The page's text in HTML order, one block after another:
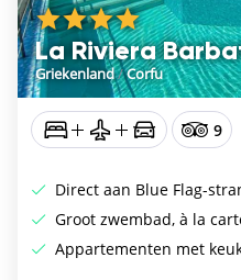
La Riviera
Griekenland/Corfu
9
Direct aan Blue Flag-
Groot zwembad, à la
Appartementen met